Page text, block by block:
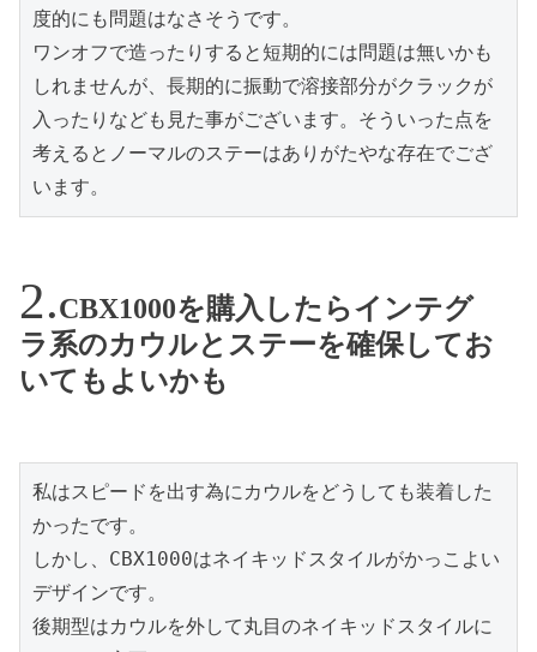
度的にも問題はなさそうです。
ワンオフで造ったりすると短期的には問題は無いかも
しれませんが、長期的に振動で溶接部分がクラックが
入ったりなども見た事がございます。そういった点を
考えるとノーマルのステーはありがたやな存在でござ
CBX1000を購入したらインテグ
ラ系のカウルとステーを確保してお
いてもよいかも
私はスピードを出す為にカウルをどうしても装着した
かったです。
しかし、CBX1000はネイキッドスタイルがかっこよい
デザインです。
後期型はカウルを外して丸目のネイキッドスタイルに